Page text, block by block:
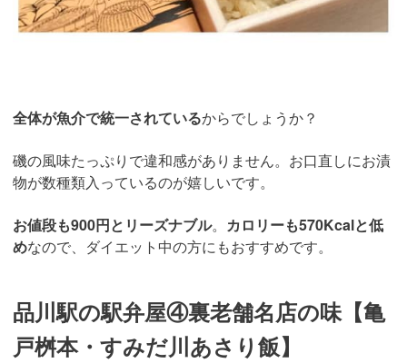
全体が魚介で統一されているからでしょうか？
磯の風味たっぷりで違和感がありません。お口直しにお漬
物が数種類入っているのが嬉しいです。
お値段も900円とリーズナブル。 カロリーも570Kcalと低
めなので、ダイエット中の方にもおすすめです。
品川駅の駅弁屋④裏老舗名店の味【亀
戸桝本・すみだ川あさり飯】